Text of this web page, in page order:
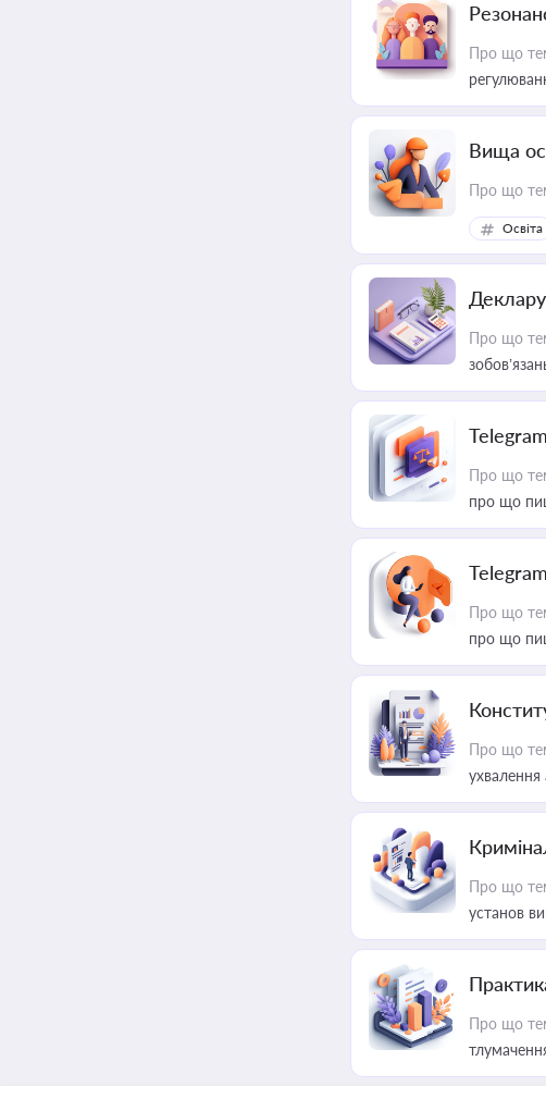
Про що
Вища
Про що
Освіта
Про що
Про що
про що
Про що
про що
Про що
ухвалення
Про що
установ
Про що